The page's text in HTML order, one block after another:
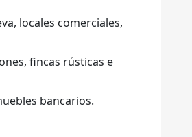
locales comerciales,
fincas rústicas e
bancarios.